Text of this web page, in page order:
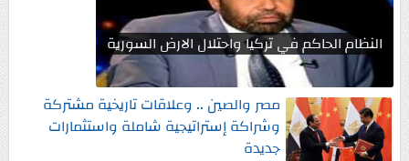
النظام الحاكم في تركيا واحتلال الارض السورية
مصر والصين .. وعلاقات تاريخية مشتركة
وشراكة إستراتيجية شاملة واستثمارات
جديدة